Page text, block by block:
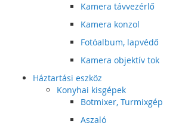
Kamera távvezérlő
Kamera konzol
Fotóalbum, lapvédő
Kamera objektív tok
Háztartási eszköz
Konyhai kisgépek
Botmixer, Turmixgép
Aszaló